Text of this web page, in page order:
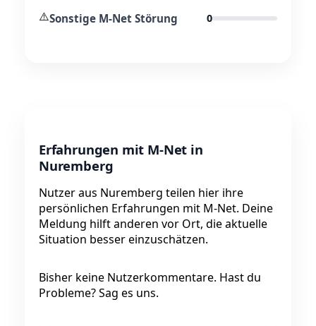
⚠️Sonstige M-Net Störung 0
Erfahrungen mit M-Net in
Nuremberg
Nutzer aus Nuremberg teilen hier ihre
persönlichen Erfahrungen mit M-Net. Deine
Meldung hilft anderen vor Ort, die aktuelle
Situation besser einzuschätzen.
Bisher keine Nutzerkommentare. Hast du
Probleme? Sag es uns.